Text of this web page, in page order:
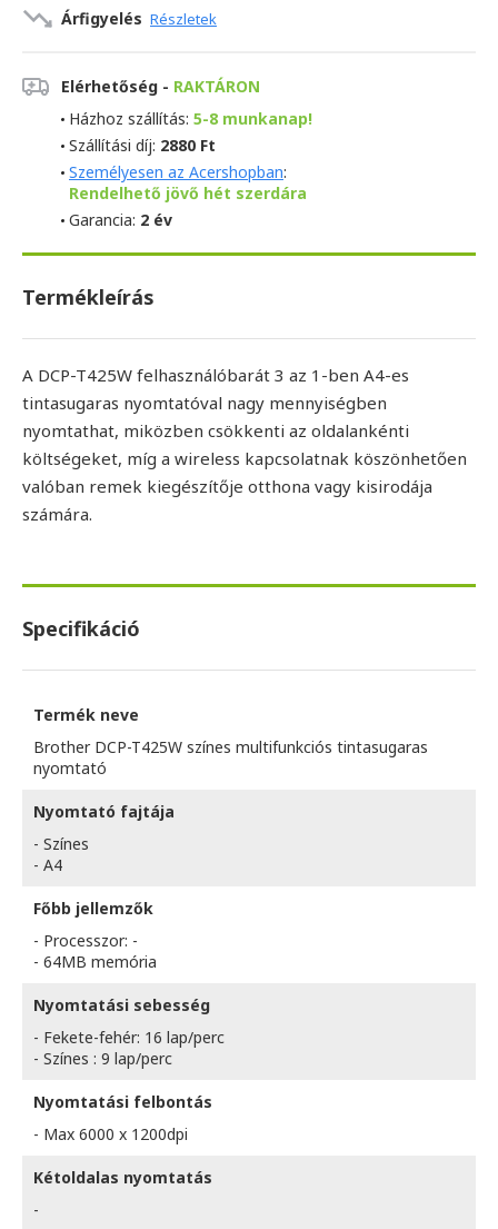
Árfigyelés Részletek
Elérhetőség - RAKTÁRON
Házhoz szállítás: 5-8 munkanap!
Szállítási díj: 2880 Ft
Személyesen az Acershopban:
Rendelhető jövő hét szerdára
Garancia: 2 év
Termékleírás
A DCP-T425W felhasználóbarát 3 az 1-ben A4-es
tintasugaras nyomtatóval nagy mennyiségben
nyomtathat, miközben csökkenti az oldalankénti
költségeket, míg a wireless kapcsolatnak köszönhetően
valóban remek kiegészítője otthona vagy kisirodája
számára.
Specifikáció
Termék neve
Brother DCP-T425W színes multifunkciós tintasugaras
nyomtató
Nyomtató fajtája
- Színes
- A4
Főbb jellemzők
- Processzor: -
- 64MB memória
Nyomtatási sebesség
- Fekete-fehér: 16 lap/perc
- Színes : 9 lap/perc
Nyomtatási felbontás
- Max 6000 x 1200dpi
Kétoldalas nyomtatás
-